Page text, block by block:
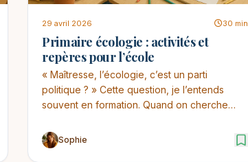
29 avril 2026 30 min
Primaire écologie : activités et
repères pour l’école
« Maîtresse, l’écologie, c’est un parti
politique ? » Cette question, je l’entends
souvent en formation. Quand on cherche
Sophie